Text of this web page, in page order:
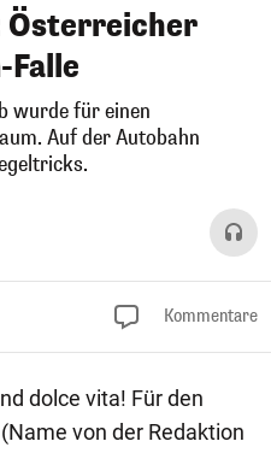
Österreicher
wurde für einen
Auf der Autobahn
Kommentare
dolce vita! Für den
von der Redaktion